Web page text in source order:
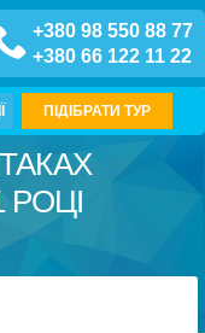
+380 98 550 88 77
+380 66 122 11 22
ПІДІБРАТИ ТУР
РОЦІ